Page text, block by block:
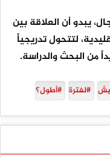
يبدو أن العلاقة بين
لتتحول تدريجياً
البحث والدراسة.
#لفترة #أطول؟